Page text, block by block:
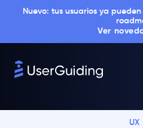
Nuevo: tus usuarios ya
Ver
UX